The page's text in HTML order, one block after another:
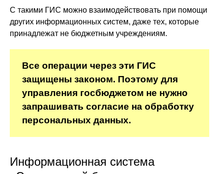
С такими ГИС можно взаимодействовать при помощи
других информационных систем, даже тех, которые
принадлежат не бюджетным учреждениям.
Все операции через эти ГИС
защищены законом. Поэтому для
управления госбюджетом не нужно
запрашивать согласие на обработку
персональных данных.
Информационная система